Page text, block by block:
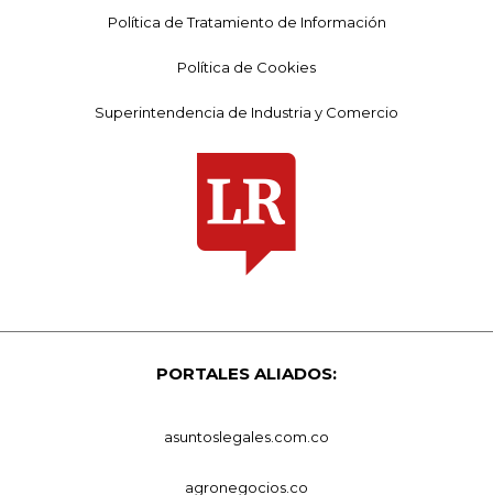
Política de Tratamiento de Información
Política de Cookies
Superintendencia de Industria y Comercio
PORTALES ALIADOS:
asuntoslegales.com.co
agronegocios.co